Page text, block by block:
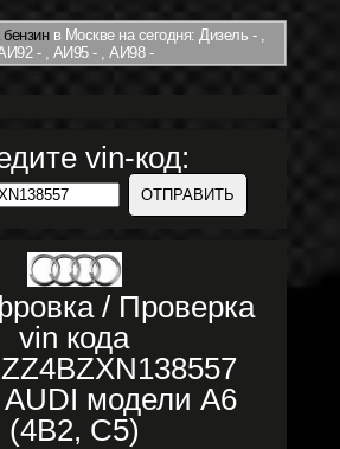
в Москве на сегодня: Дизель - ,
- , АИ95 - , АИ98 -
vin-код:
/ Проверка
vin кода
модели A6
(4B2, C5)